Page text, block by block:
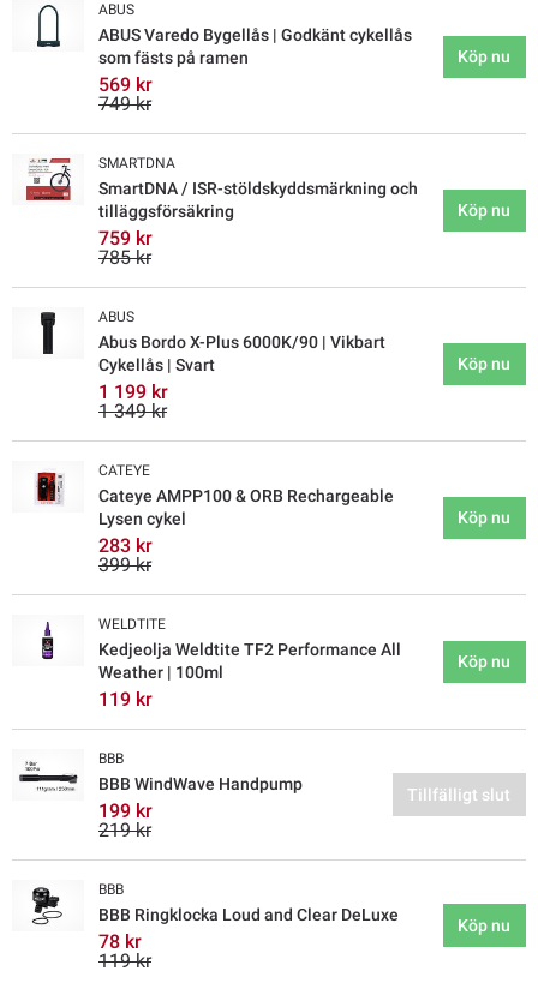
ABUS
ABUS Varedo Bygellås | Godkänt cykellås
som fästs på ramen
569 kr
749 kr
Köp nu
SMARTDNA
SmartDNA / ISR-stöldskyddsmärkning och
tilläggsförsäkring
759 kr
785 kr
Köp nu
ABUS
Abus Bordo X-Plus 6000K/90 | Vikbart
Cykellås | Svart
1 199 kr
1 349 kr
Köp nu
CATEYE
Cateye AMPP100 & ORB Rechargeable
Lysen cykel
283 kr
399 kr
Köp nu
WELDTITE
Kedjeolja Weldtite TF2 Performance All
Weather | 100ml
119 kr
Köp nu
BBB
BBB WindWave Handpump
199 kr
219 kr
Tillfälligt slut
BBB
BBB Ringklocka Loud and Clear DeLuxe
78 kr
119 kr
Köp nu